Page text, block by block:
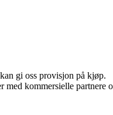
gi oss provisjon på kjøp.
kommersielle